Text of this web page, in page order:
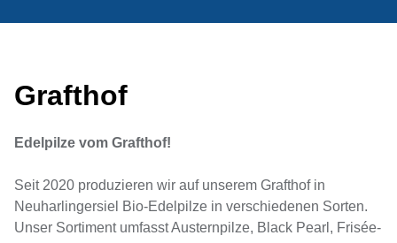
Grafthof
Edelpilze vom Grafthof!
Seit 2020 produzieren wir auf unserem Grafthof in
Neuharlingersiel Bio-Edelpilze in verschiedenen Sorten.
Unser Sortiment umfasst Austernpilze, Black Pearl, Frisée-